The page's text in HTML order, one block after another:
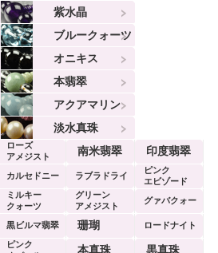
紫水晶
ブルークォーツ
オニキス
本翡翠
アクアマリン
淡水真珠
ローズ
アメジスト
南米翡翠
印度翡翠
カルセドニー ラブラドライ
ピンク
エビゾード
ミルキー
クォーツ
グリーン
アメジスト
グァバクォー
黒ビルマ翡翠 珊瑚
ロードナイト
ピンク
本真珠 黒真珠